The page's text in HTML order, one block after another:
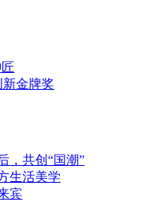
金牌奖
，共创“国潮”
生活美学
宾